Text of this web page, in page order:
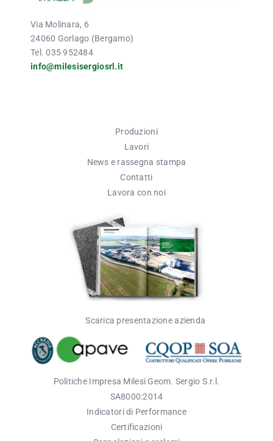
Via Molinara, 6
24060 Gorlago (Bergamo)
Tel. 035 952484
info@milesisergiosrl.it
Produzioni
Lavori
News e rassegna stampa
Contatti
Lavora con noi
Scarica presentazione azienda
Politiche Impresa Milesi Geom. Sergio S.r.l.
SA8000:2014
Indicatori di Performance
Certificazioni